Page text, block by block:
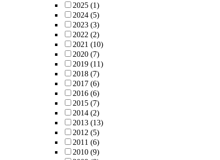
2025 (1)
2024 (5)
2023 (3)
2022 (2)
2021 (10)
2020 (7)
2019 (11)
2018 (7)
2017 (6)
2016 (6)
2015 (7)
2014 (2)
2013 (13)
2012 (5)
2011 (6)
2010 (9)